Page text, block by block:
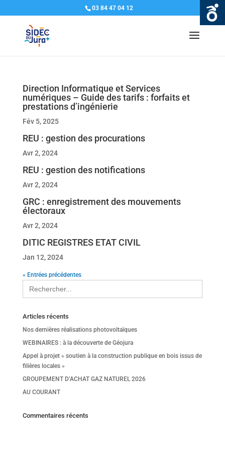
03 84 47 04 12
Direction Informatique et Services
numériques – Guide des tarifs : forfaits et
prestations d’ingénierie
Fév 5, 2025
REU : gestion des procurations
Avr 2, 2024
REU : gestion des notifications
Avr 2, 2024
GRC : enregistrement des mouvements
électoraux
Avr 2, 2024
DITIC REGISTRES ETAT CIVIL
Jan 12, 2024
« Entrées précédentes
Search
for:
Articles récents
Nos dernières réalisations photovoltaïques
WEBINAIRES : à la découverte de Géojura
Appel à projet « soutien à la construction publique en bois issus de
filières locales »
GROUPEMENT D’ACHAT GAZ NATUREL 2026
AU COURANT
Commentaires récents